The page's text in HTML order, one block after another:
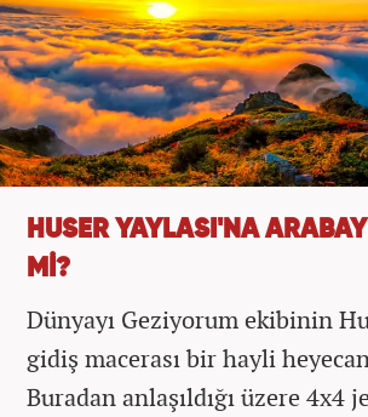
HUSER YAYLASI'NA
Mİ?
Dünyayı Geziyorum ekibinin
gidiş macerası bir hayli
Buradan anlaşıldığı üzere 4x4